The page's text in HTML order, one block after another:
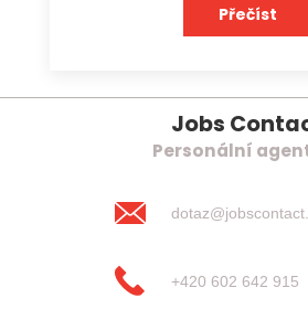
Přečíst
Jobs
Personální
+420 602 642 915